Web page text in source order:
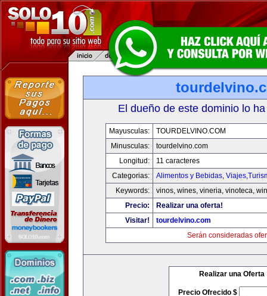
El dueño de este dominio lo
Mayusculas:
TOURDELVINO.COM
Minusculas:
tourdelvino.com
Longitud:
11 caracteres
Categorias:
Alimentos y Bebidas,
Keywords:
vinos, wines, vineria, vinoteca,
Precio:
Realizar una oferta!
Visitar!
tourdelvino.com
Serán consideradas
Realizar una Oferta
Precio Ofrecido $